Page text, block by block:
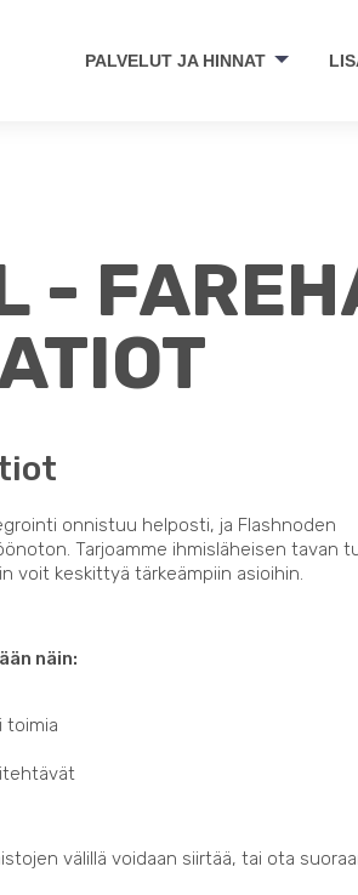
PALVELUT JA HINNAT
-
onnistuu helposti, ja Flashnoden
Tarjoamme ihmisläheisen tavan
voit keskittyä tärkeämpiin asioihin.
näin:
toimia
välillä voidaan siirtää, tai ota